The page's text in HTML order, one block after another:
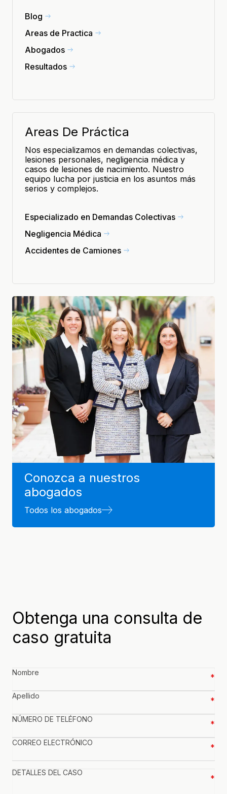
Blog
Areas de Practica
Abogados
Resultados
Areas De Práctica
Nos especializamos en demandas colectivas,
lesiones personales, negligencia médica y
casos de lesiones de nacimiento. Nuestro
equipo lucha por justicia en los asuntos más
serios y complejos.
Especializado en Demandas Colectivas
Negligencia Médica
Accidentes de Camiones
Conozca a nuestros
abogados
Todos los abogados
Obtenga una consulta de
caso gratuita
Nombre
Apellido
NÚMERO
TELÉFONO(Required)
CORREO